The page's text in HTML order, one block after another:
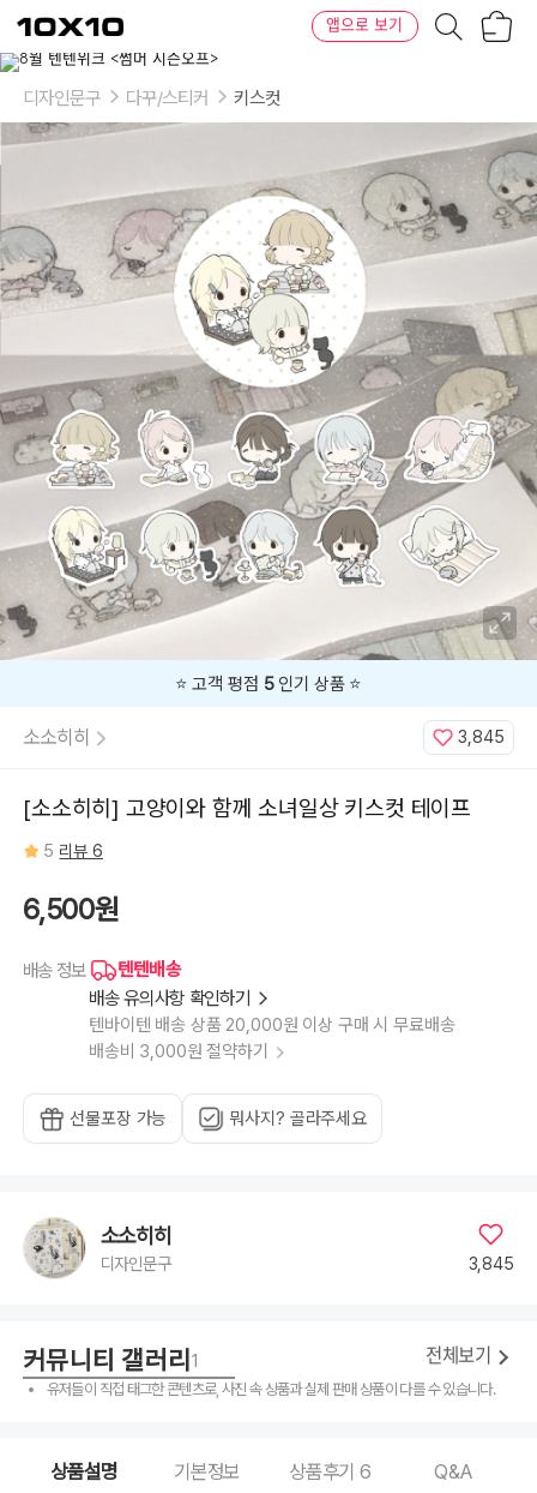
텐
바
텐
앱으로 보기
디자인문구 다꾸/스티커 키스컷
⭐️ 고객 평점 5인기 상품 ⭐️
소소히히 3,845
[소소히히] 고양이와 함께 소녀일상 키스컷 테이프
5 리뷰 6
6,500원
배송 정보
텐텐배송
배송 유의사항 확인하기
텐바이텐 배송 상품 20,000원 이상 구매 시 무료배송
배송비 3,000원 절약하기
선물포장 가능 뭐사지? 골라주세요
소소히히
디자인문구 3,845
커뮤니티 갤러리 1 전체보기
3
9
유저들이 직접 태그한 콘텐츠로, 사진 속 상품과 실제 판매 상품이 다를 수 있습니다.
상품설명 기본정보 상품후기6 Q&A